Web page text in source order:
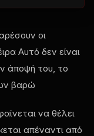
οι
Αυτό δεν είναι
άποψή του, το
βαρώ
να θέλει
απέναντι από